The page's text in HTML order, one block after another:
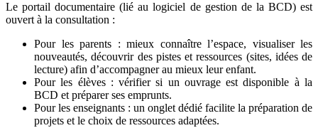
Le portail documentaire (lié au logiciel de gestion de la BCD) est
ouvert à la consultation :
Pour les parents : mieux connaître l’espace, visualiser les
nouveautés, découvrir des pistes et ressources (sites, idées de
lecture) afin d’accompagner au mieux leur enfant.
Pour les élèves : vérifier si un ouvrage est disponible à la
BCD et préparer ses emprunts.
Pour les enseignants : un onglet dédié facilite la préparation de
projets et le choix de ressources adaptées.